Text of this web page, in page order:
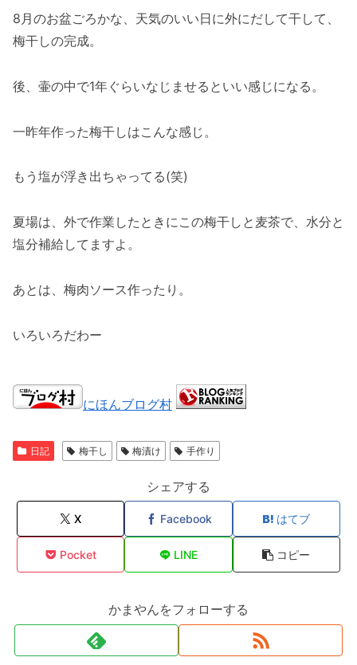
8月のお盆ごろかな、天気のいい日に外にだして干して、
梅干しの完成。
後、壷の中で1年ぐらいなじませるといい感じになる。
一昨年作った梅干しはこんな感じ。
もう塩が浮き出ちゃってる(笑)
夏場は、外で作業したときにこの梅干しと麦茶で、水分と
塩分補給してますよ。
あとは、梅肉ソース作ったり。
いろいろだわー
にほんブログ村
日記 梅干し 梅漬け 手作り
シェアする
X Facebook はてブ
Pocket LINE コピー
かまやんをフォローする